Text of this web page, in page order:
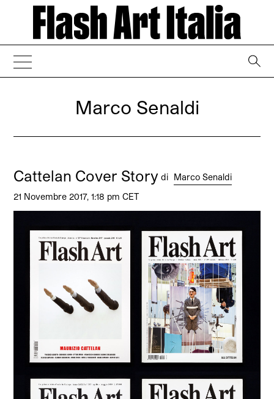
Marco Senaldi
Cattelan Cover Story di Marco Senaldi
21 Novembre 2017, 1:18 pm CET